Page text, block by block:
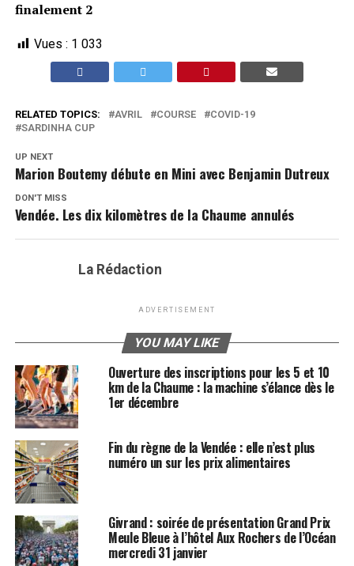
finalement 2
Vues : 1 033
RELATED TOPICS: AVRIL COURSE
COVID-19
SARDINHA CUP
UP NEXT
Marion Boutemy débute en Mini avec Benjamin Dutreux
DON'T MISS
Vendée. Les dix kilomètres de la Chaume annulés
La Rédaction
ADVERTISEMENT
YOU MAY LIKE
Ouverture des inscriptions pour les 5 et 10
km de la Chaume : la machine s’élance dès le
1er décembre
Fin du règne de la Vendée : elle n’est plus
numéro un sur les prix alimentaires
Givrand : soirée de présentation Grand Prix
Meule Bleue à l’hôtel Aux Rochers de l’Océan
mercredi 31 janvier